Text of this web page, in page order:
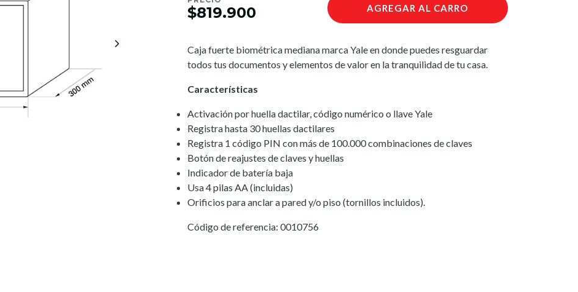
$819.900 AGREGAR AL CARRO
Caja fuerte biométrica mediana marca Yale en donde puedes resguardar
todos tus documentos y elementos de valor en la tranquilidad de tu casa.
Características
Activación por huella dactilar, código numérico o llave Yale
Registra hasta 30 huellas dactilares
Registra 1 código PIN con más de 100.000 combinaciones de claves
Botón de reajustes de claves y huellas
Indicador de batería baja
Usa 4 pilas AA (incluidas)
Orificios para anclar a pared y/o piso (tornillos incluidos).
Código de referencia: 0010756